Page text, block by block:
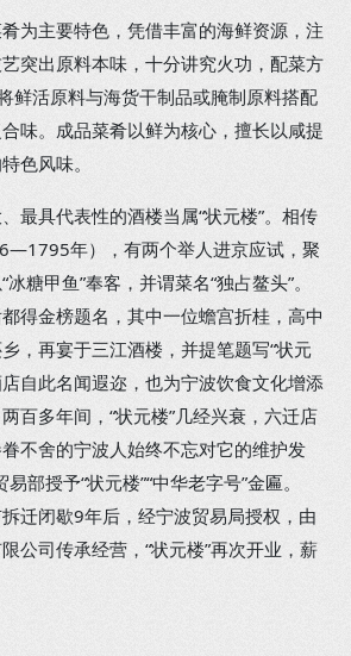
为主要特色，凭借丰富的海鲜资源，注
突出原料本味，十分讲究火功，配菜方
鲜活原料与海货干制品或腌制原料搭配
味。成品菜肴以鲜为核心，擅长以咸提
色风味。
最具代表性的酒楼当属“状元楼”。相传
年），有两个举人进京应试，聚
糖甲鱼”奉客，并谓菜名“独占鳌头”。
得金榜题名，其中一位蟾宫折桂，高中
，再宴于三江酒楼，并提笔题写“状元
店自此名闻遐迩，也为宁波饮食文化增添
百多年间，“状元楼”几经兴衰，六迁店
不舍的宁波人始终不忘对它的维护发
部授予“状元楼”“中华老字号”金匾。
迁闭歇9年后，经宁波贸易局授权，由
公司传承经营，“状元楼”再次开业，薪